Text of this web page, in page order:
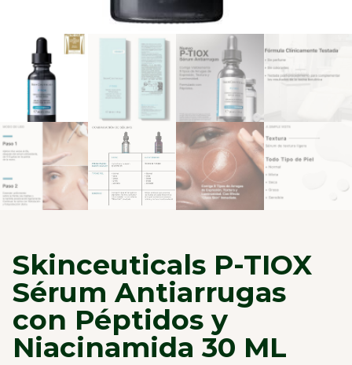
Skinceuticals P-TIOX
Sérum Antiarrugas
con Péptidos y
Niacinamida 30 ML